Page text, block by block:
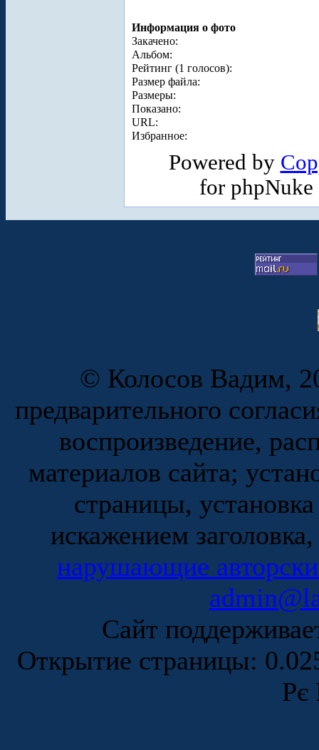
Информация о фото
Закачено:
Альбом:
Рейтинг (1 голосов):
Размер файла:
Размеры:
Показано:
URL:
Избранное:
Powered by
for
© Колосов Вадим,
предварительного
воспроизведение,
материалов сайта;
страницы,
искажением
нарушающие
Сайт
Открытие страницы:
Рє